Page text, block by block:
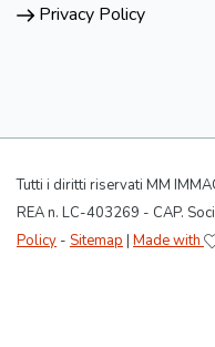
Privacy Policy
Tutti i diritti riservati MM
REA n. LC-403269 - CAP.
Policy - Sitemap | Made with